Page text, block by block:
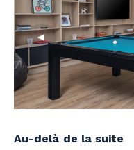
Au-delà de la suite